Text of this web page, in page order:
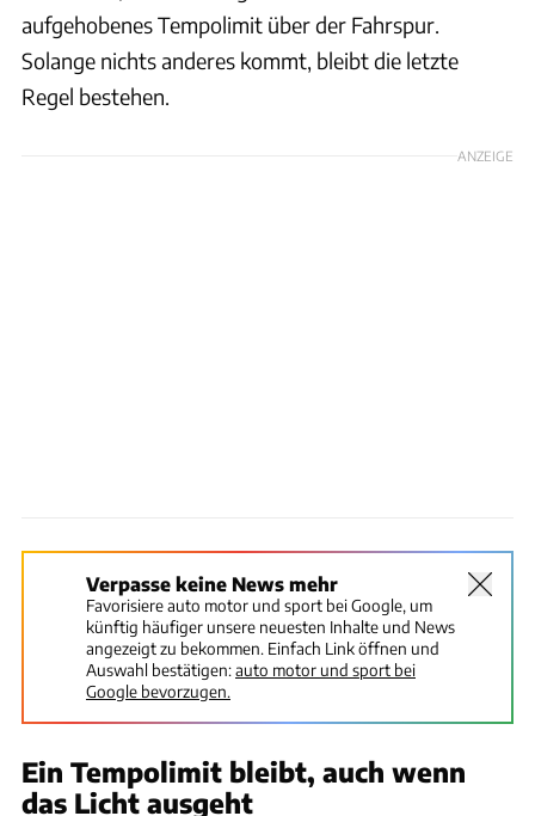
aufgehobenes Tempolimit über der Fahrspur.
Solange nichts anderes kommt, bleibt die letzte
Regel bestehen.
ANZEIGE
Verpasse keine News mehr
Favorisiere auto motor und sport bei Google, um
künftig häufiger unsere neuesten Inhalte und News
angezeigt zu bekommen. Einfach Link öffnen und
Auswahl bestätigen:auto motor und sport bei
Google bevorzugen.
Ein Tempolimit bleibt, auch wenn
das Licht ausgeht